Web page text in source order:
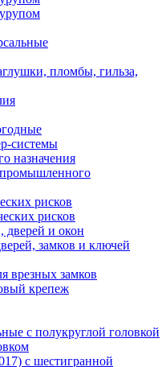
пломбы, гильза,
системы
назначения
рисков
рисков
дверей и окон
замков и ключей
врезных замков
крепеж
с полукруглой головкой
с шестигранной